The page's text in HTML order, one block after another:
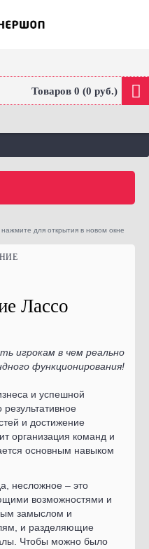
Товаров 0 (0 руб.)
для открытия в новом окне
Лассо
игрокам в чем реально
функционирования!
и успешной
и достижение
организация команд и
основным навыком
несложное – это
возможностями и
замыслом и
и разделяющие
Чтобы можно было